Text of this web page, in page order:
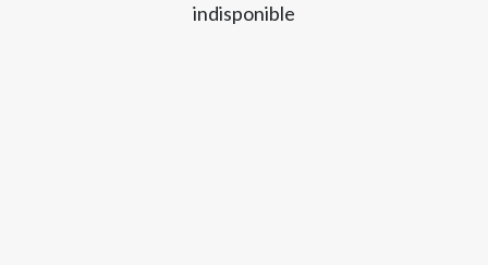
indisponible